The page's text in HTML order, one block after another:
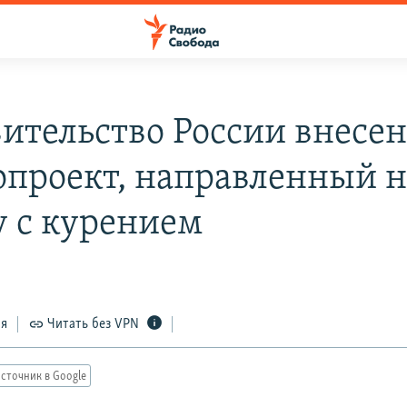
России внесен
направленный
с курением
Читать без VPN
в Google